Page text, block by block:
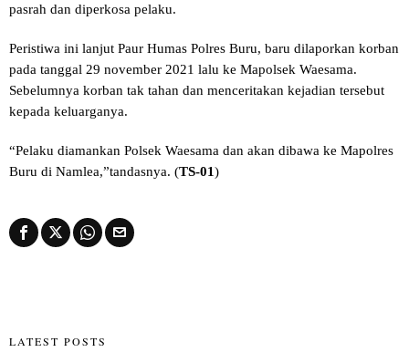
pasrah dan diperkosa pelaku.
Peristiwa ini lanjut Paur Humas Polres Buru, baru dilaporkan korban
pada tanggal 29 november 2021 lalu ke Mapolsek Waesama.
Sebelumnya korban tak tahan dan menceritakan kejadian tersebut
kepada keluarganya.
“Pelaku diamankan Polsek Waesama dan akan dibawa ke Mapolres
Buru di Namlea,”tandasnya. (TS-01)
LATEST POSTS